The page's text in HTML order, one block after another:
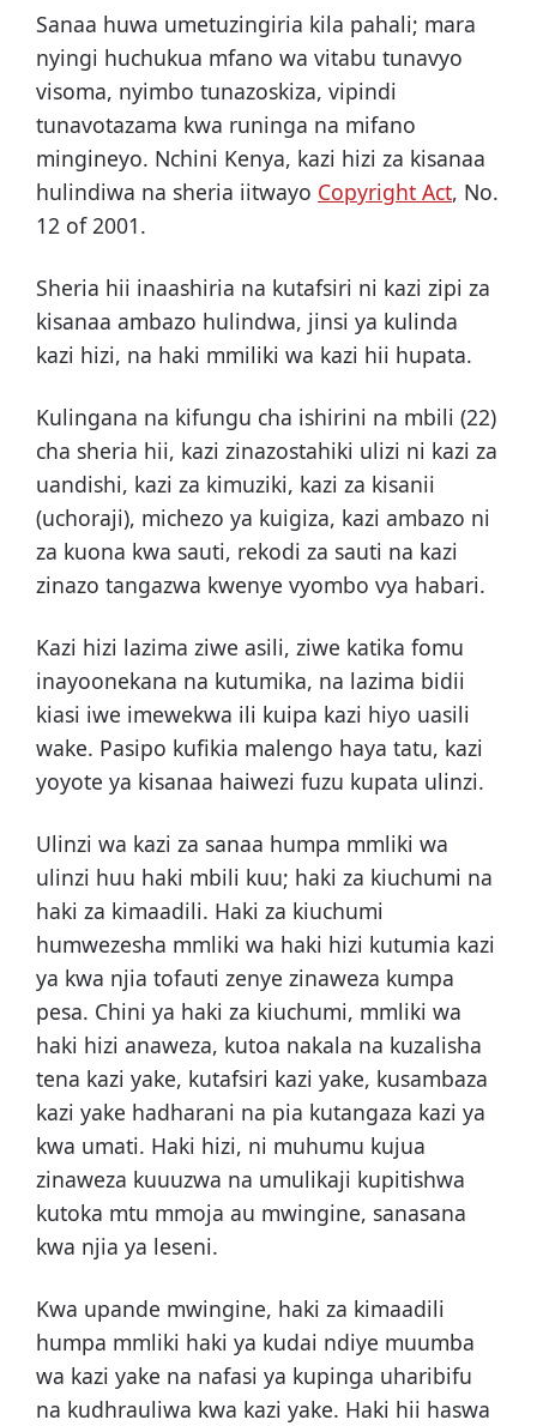
Sanaa huwa umetuzingiria kila pahali; mara
nyingi huchukua mfano wa vitabu tunavyo
visoma, nyimbo tunazoskiza, vipindi
tunavotazama kwa runinga na mifano
mingineyo. Nchini Kenya, kazi hizi za kisanaa
hulindiwa na sheria iitwayo Copyright Act, No.
12 of 2001.
Sheria hii inaashiria na kutafsiri ni kazi zipi za
kisanaa ambazo hulindwa, jinsi ya kulinda
kazi hizi, na haki mmiliki wa kazi hii hupata.
Kulingana na kifungu cha ishirini na mbili (22)
cha sheria hii, kazi zinazostahiki ulizi ni kazi za
uandishi, kazi za kimuziki, kazi za kisanii
(uchoraji), michezo ya kuigiza, kazi ambazo ni
za kuona kwa sauti, rekodi za sauti na kazi
zinazo tangazwa kwenye vyombo vya habari.
Kazi hizi lazima ziwe asili, ziwe katika fomu
inayoonekana na kutumika, na lazima bidii
kiasi iwe imewekwa ili kuipa kazi hiyo uasili
wake. Pasipo kufikia malengo haya tatu, kazi
yoyote ya kisanaa haiwezi fuzu kupata ulinzi.
Ulinzi wa kazi za sanaa humpa mmliki wa
ulinzi huu haki mbili kuu; haki za kiuchumi na
haki za kimaadili. Haki za kiuchumi
humwezesha mmliki wa haki hizi kutumia kazi
ya kwa njia tofauti zenye zinaweza kumpa
pesa. Chini ya haki za kiuchumi, mmliki wa
haki hizi anaweza, kutoa nakala na kuzalisha
tena kazi yake, kutafsiri kazi yake, kusambaza
kazi yake hadharani na pia kutangaza kazi ya
kwa umati. Haki hizi, ni muhumu kujua
zinaweza kuuuzwa na umulikaji kupitishwa
kutoka mtu mmoja au mwingine, sanasana
kwa njia ya leseni.
Kwa upande mwingine, haki za kimaadili
humpa mmliki haki ya kudai ndiye muumba
wa kazi yake na nafasi ya kupinga uharibifu
na kudhrauliwa kwa kazi yake. Haki hii haswa